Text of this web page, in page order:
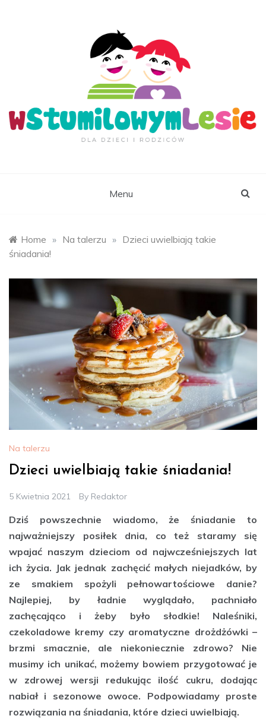
Menu
Home » Na talerzu » Dzieci uwielbiają takie
śniadania!
Na talerzu
Dzieci uwielbiają takie śniadania!
5 Kwietnia 2021 By Redaktor
Dziś powszechnie wiadomo, że śniadanie to
najważniejszy posiłek dnia, co też staramy się
wpajać naszym dzieciom od najwcześniejszych lat
ich życia. Jak jednak zachęcić małych niejadków, by
ze smakiem spożyli pełnowartościowe danie?
Najlepiej, by ładnie wyglądało, pachniało
zachęcająco i żeby było słodkie! Naleśniki,
czekoladowe kremy czy aromatyczne drożdżówki –
brzmi smacznie, ale niekoniecznie zdrowo? Nie
musimy ich unikać, możemy bowiem przygotować je
w zdrowej wersji
redukując ilość cukru, dodając
nabiał i sezonowe owoce. Podpowiadamy proste
rozwiązania na śniadania, które dzieci uwielbiają.